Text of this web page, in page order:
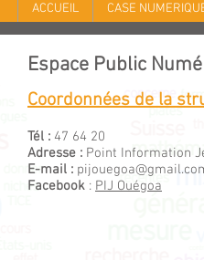
ACCUEIL CASE
Espace Public
Coordonnées de la
Tél : 47 64 20
Adresse : Point Information
E-mail :
​Facebook : PIJ Ouégoa